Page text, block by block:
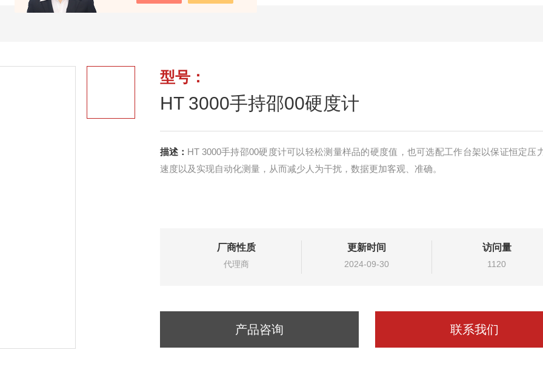
型号：
HT 3000手持邵00硬度计
描述： HT 3000手持邵00硬度计可以轻松测量样品的硬度值，也可选配工作台架以保证恒定压
速度以及实现自动化测量，从而减少人为干扰，数据更加客观、准确。
厂商性质
代理商
更新时间
2024-09-30
访问量
1120
产品咨询 联系我们